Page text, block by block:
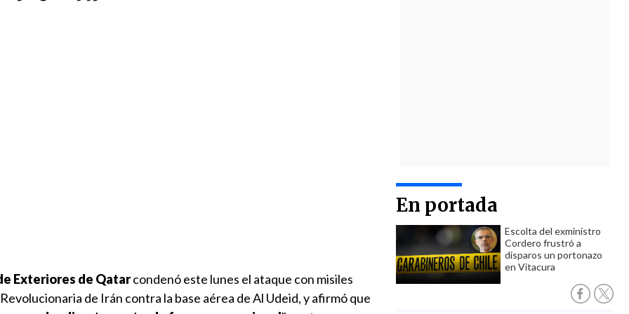
En portada
Escolta del exministro
Cordero frustró a
disparos un portonazo
en Vitacura
Exteriores de Qatarcondenó este lunes el ataque con misiles
de Irán contra la base aérea de Al Udeid, y afirmó que